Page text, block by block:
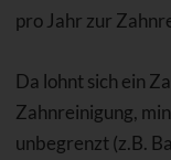
pro Jahr zur
Da lohnt sich ein
Zahnreinigung,
unbegrenzt (z.B.